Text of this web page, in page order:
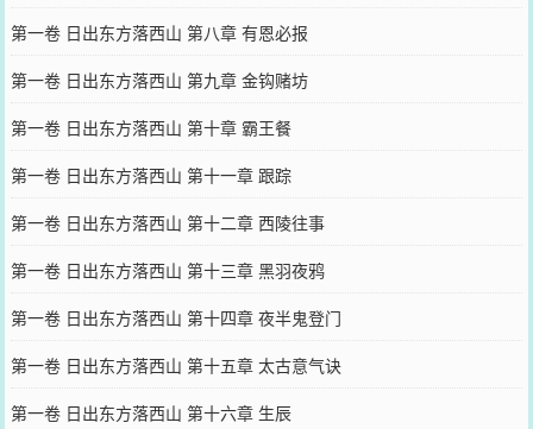
第一卷 日出东方落西山 第八章 有恩必报
第一卷 日出东方落西山 第九章 金钩赌坊
第一卷 日出东方落西山 第十章 霸王餐
第一卷 日出东方落西山 第十一章 跟踪
第一卷 日出东方落西山 第十二章 西陵往事
第一卷 日出东方落西山 第十三章 黑羽夜鸦
第一卷 日出东方落西山 第十四章 夜半鬼登门
第一卷 日出东方落西山 第十五章 太古意气诀
第一卷 日出东方落西山 第十六章 生辰